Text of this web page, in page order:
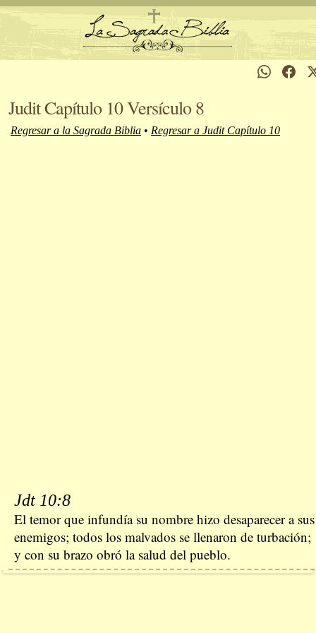
Judit Capítulo 10 Versículo 8
Regresar a la Sagrada Biblia • Regresar a Judit Capítulo 10
Jdt 10:8
El temor que infundía su nombre hizo desaparecer a sus
enemigos; todos los malvados se llenaron de turbación;
y con su brazo obró la salud del pueblo.